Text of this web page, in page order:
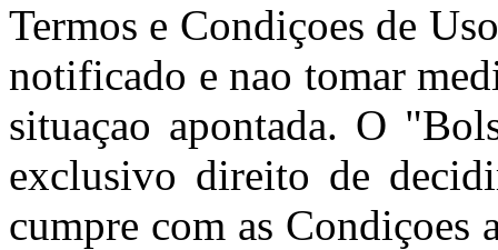
Termos e Condiçoes de
notificado e nao tomar
situaçao apontada. O
exclusivo direito de
cumpre com as Condiçoes